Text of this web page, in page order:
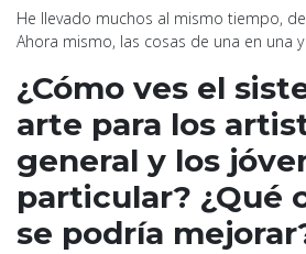
He llevado muchos al mismo tiempo,
Ahora mismo, las cosas de una en una
¿Cómo ves el
arte para los
general y los
particular? ¿Qué
se podría